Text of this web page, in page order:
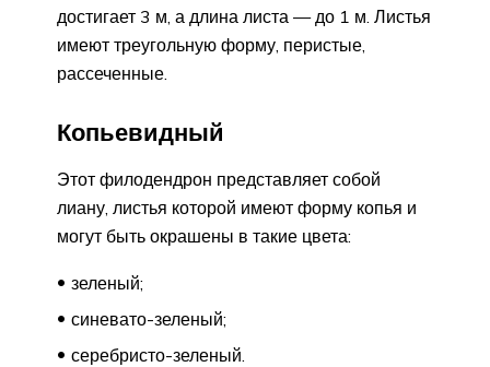
достигает 3 м, а длина листа — до 1 м. Листья
имеют треугольную форму, перистые,
рассеченные.
Копьевидный
Этот филодендрон представляет собой
лиану, листья которой имеют форму копья и
могут быть окрашены в такие цвета:
зеленый;
синевато-зеленый;
серебристо-зеленый.